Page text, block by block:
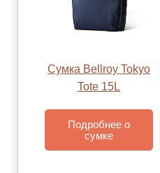
Сумка Bellroy Tokyo
Tote 15L
Подробнее о
сумке